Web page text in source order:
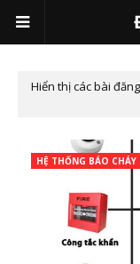
Hiển thị các bài
HỆ THỐNG BÁO CHÁY